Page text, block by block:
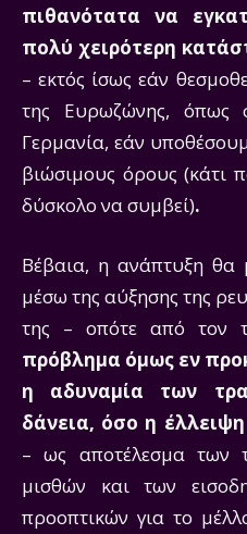
πιθανότατα να
πολύ χειρότερη
– εκτός ίσως εάν
της Ευρωζώνης, όπως
Γερμανία, εάν
βιώσιμους όρους (κάτι
δύσκολο να συμβεί).
Βέβαια, η ανάπτυξη θα
μέσω της αύξησης της
της – οπότε από τον
πρόβλημα όμως εν
η αδυναμία των
δάνεια, όσο η
– ως αποτέλεσμα των
μισθών και των
προοπτικών για το